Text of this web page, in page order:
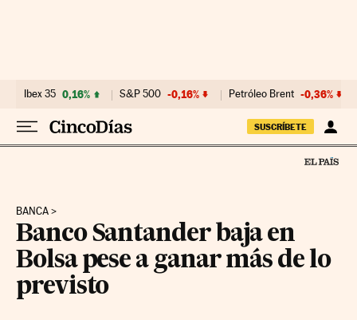
Ibex 35 0,16% S&P 500 -0,16% Petróleo Brent -0,36%
SUSCRÍBETE
BANCA
Banco Santander baja en
Bolsa pese a ganar más de lo
previsto